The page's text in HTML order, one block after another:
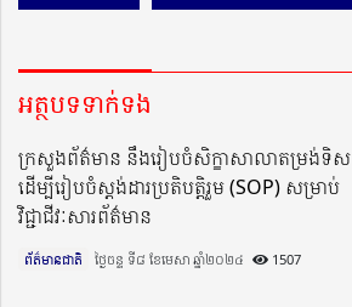
អត្ថបទទាក់ទង
ក្រសួងព័ត៌មាន នឹងរៀបចំសិក្ខាសាលាតម្រង់ទិស
ដើម្បីរៀបចំស្តង់ដារប្រតិបត្តិរួម (SOP) សម្រាប់
វិជ្ជាជីវៈសារព័ត៌មាន
ព័ត៌មានជាតិ ថ្ងៃចន្ទ ទី៨ ខែមេសា ឆ្នាំ២០២៤​ 1507